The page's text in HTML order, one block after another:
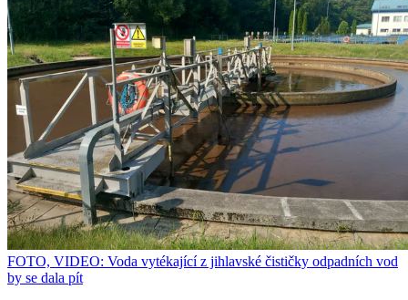
FOTO, VIDEO: Voda vytékající z jihlavské čističky odpadních vod
by se dala pít